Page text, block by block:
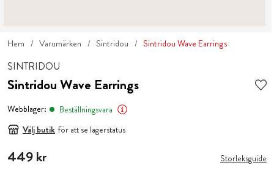
Hem Varumärken Sintridou Sintridou Wave Earrings
SINTRIDOU
Sintridou Wave Earrings
Webblager:
Beställningsvara
Välj butik för att se lagerstatus
Pris:449 kr
449 kr Storleksguide